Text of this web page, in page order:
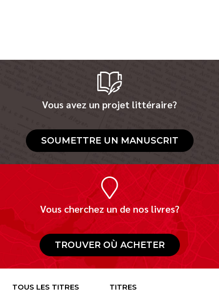
Vous avez un projet littéraire?
SOUMETTRE UN MANUSCRIT
Vous cherchez un de nos livres?
TROUVER OÙ ACHETER
TOUS LES TITRES
TITRES